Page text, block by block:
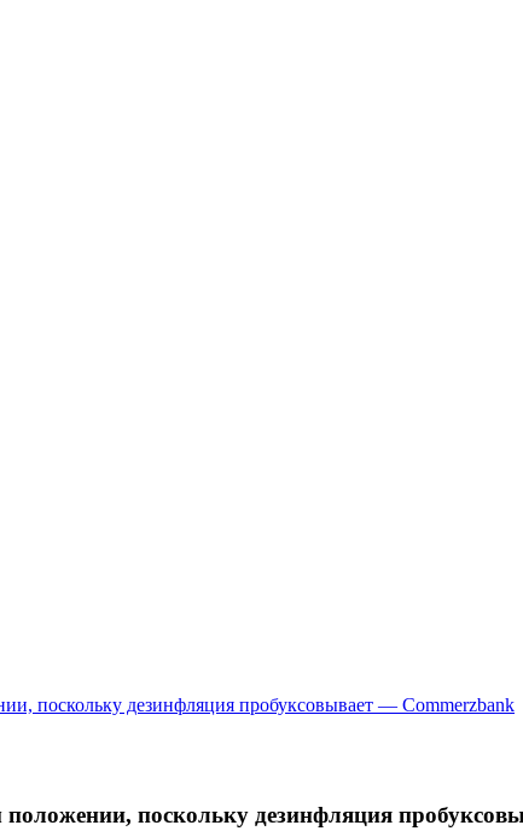
поскольку дезинфляция пробуксовывает — Commerzbank
поскольку дезинфляция